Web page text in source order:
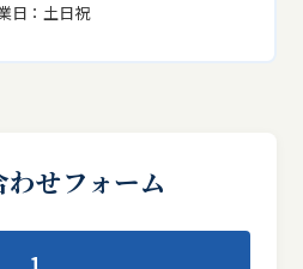
日：土日祝
せフォーム
1